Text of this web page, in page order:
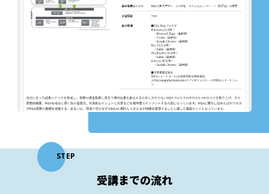
STEP
受講までの流れ